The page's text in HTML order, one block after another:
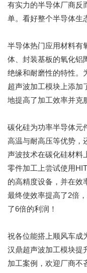
有实力的半导体厂商反
单。看好整个半导体生
半导体热门应用材料有
体、封装基板的氧化铝
绝缘和耐磨性的特性。
超声波加工模块上添加
地提高了加工效率并克
碳化硅为功率半导体元
高温与耐高压等优势，
声波技术在碳化硅材料
零件加工上尝试使用
的高精度设备，并在效
最终使效率提高了2倍
了6倍的利润！
祝各位能搭上顺风车成
汉鼎超声波加工模块提
加工案例，欢迎厂商不